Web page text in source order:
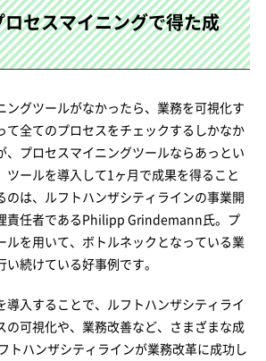
セスマイニングで得た成
ングツールがなかったら、業務を可視化す
て全てのプロセスをチェックするしかなか
、プロセスマイニングツールならあっとい
ツールを導入して1ヶ月で成果を得ること
のは、ルフトハンザシティラインの事業開
責任者であるPhilipp Grindemann氏。プ
ルを用いて、ボトルネックとなっている業
続けている好事例です。
導入することで、ルフトハンザシティライ
の可視化や、業務改善など、さまざまな成
トハンザシティラインが業務改革に成功し